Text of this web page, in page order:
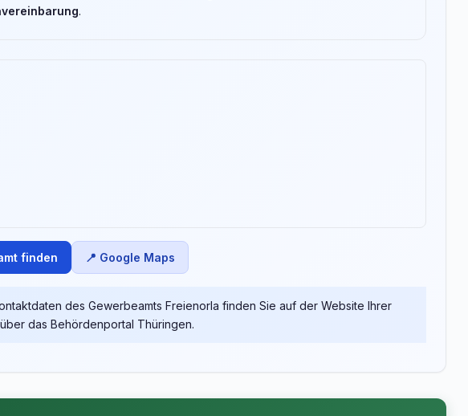
.
finden 📍 Google Maps
des Gewerbeamts Freienorla finden Sie auf der Website Ihrer
das Behördenportal Thüringen.